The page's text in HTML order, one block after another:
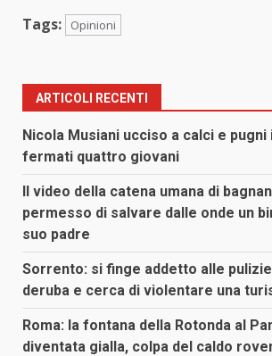
Tags: Opinioni
ARTICOLI RECENTI
Nicola Musiani ucciso a calci e pugni
fermati quattro giovani
Il video della catena umana di
permesso di salvare dalle onde un
suo padre
Sorrento: si finge addetto alle
deruba e cerca di violentare una
Roma: la fontana della Rotonda al
diventata gialla, colpa del caldo